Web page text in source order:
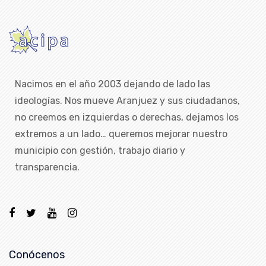
Nacimos en el año 2003 dejando de lado las
ideologías. Nos mueve Aranjuez y sus ciudadanos,
no creemos en izquierdas o derechas, dejamos los
extremos a un lado… queremos mejorar nuestro
municipio con gestión, trabajo diario y
transparencia.
Conócenos